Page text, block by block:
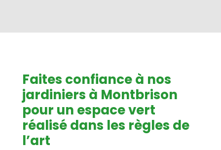
Faites confiance à nos
jardiniers à Montbrison
pour un espace vert
réalisé dans les règles de
l’art